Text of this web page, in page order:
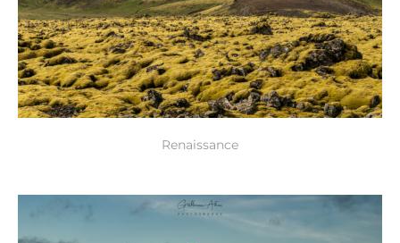
Renaissance